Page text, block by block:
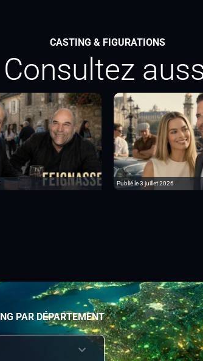
CASTING & FIGURATIONS
Consultez
Publié le 3 juillet 2026
PAR DÉPARTEMENT